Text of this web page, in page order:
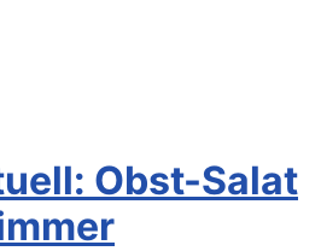
Obst-Salat